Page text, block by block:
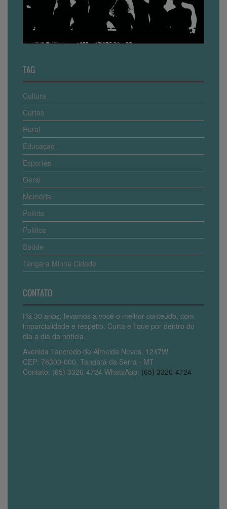
TAG
Cultura
Curtas
Rural
Educaçao
Esportes
Geral
Memória
Polícia
Política
Saúde
Tangara Minha Cidade
CONTATO
Há 30 anos, levamos a você o melhor conteúdo, com
imparcialidade e respeito. Curta e fique por dentro do
dia a dia da notícia.
Avenida Tancredo de Almeida Neves, 1247W
CEP: 78300-000, Tangará da Serra - MT
Contato: (65) 3326-4724 WhatsApp: (65) 3326-4724